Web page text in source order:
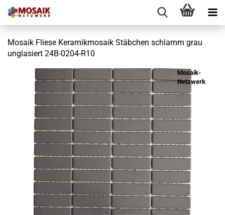
Mosaik Fliese Keramikmosaik Stäbchen schlamm grau
unglasiert 24B-0204-R10
Mosaik-
Netzwerk